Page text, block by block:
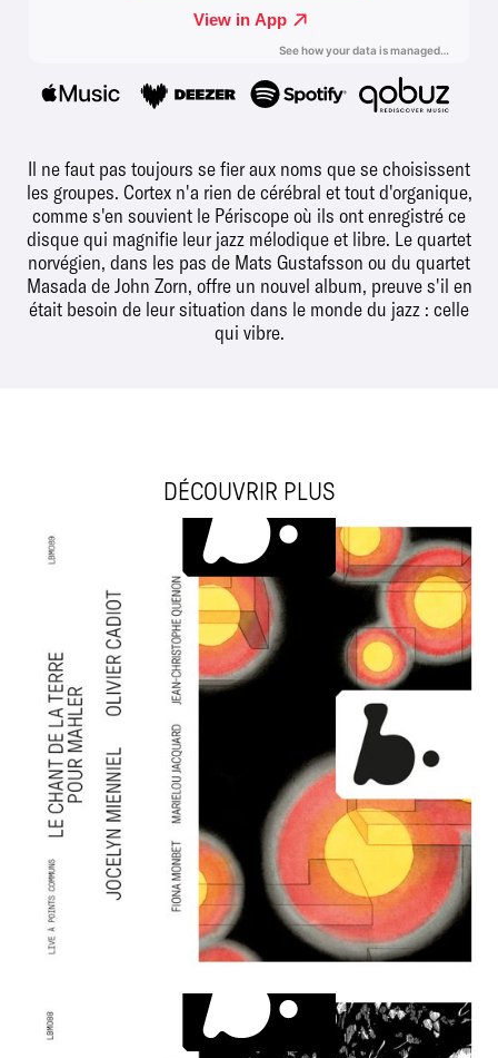
Il ne faut pas toujours se fier aux noms que se choisissent
les groupes. Cortex n'a rien de cérébral et tout d'organique,
comme s'en souvient le Périscope où ils ont enregistré ce
disque qui magnifie leur jazz mélodique et libre. Le quartet
norvégien, dans les pas de Mats Gustafsson ou du quartet
Masada de John Zorn, offre un nouvel album, preuve s'il en
était besoin de leur situation dans le monde du jazz : celle
qui vibre.
DÉCOUVRIR PLUS